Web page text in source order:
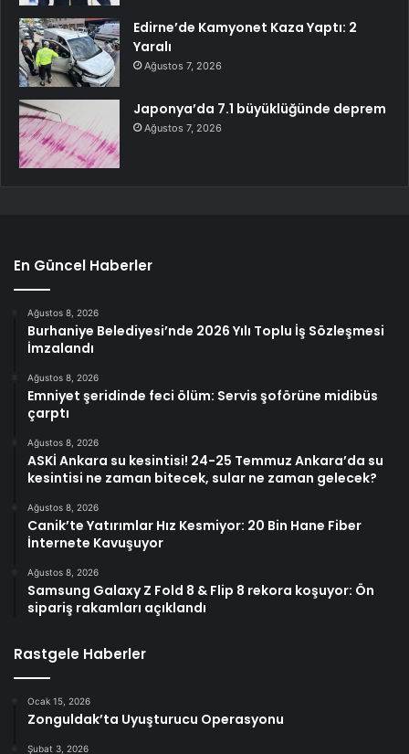
Edirne’de Kamyonet Kaza Yaptı: 2
Yaralı
Ağustos 7, 2026
Japonya’da 7.1 büyüklüğünde deprem
Ağustos 7, 2026
En Güncel Haberler
Ağustos 8, 2026
Burhaniye Belediyesi’nde 2026 Yılı Toplu İş Sözleşmesi
İmzalandı
Ağustos 8, 2026
Emniyet şeridinde feci ölüm: Servis şoförüne midibüs
çarptı
Ağustos 8, 2026
ASKİ Ankara su kesintisi! 24-25 Temmuz Ankara’da su
kesintisi ne zaman bitecek, sular ne zaman gelecek?
Ağustos 8, 2026
Canik’te Yatırımlar Hız Kesmiyor: 20 Bin Hane Fiber
İnternete Kavuşuyor
Ağustos 8, 2026
Samsung Galaxy Z Fold 8 & Flip 8 rekora koşuyor: Ön
sipariş rakamları açıklandı
Rastgele Haberler
Ocak 15, 2026
Zonguldak’ta Uyuşturucu Operasyonu
Şubat 3, 2026